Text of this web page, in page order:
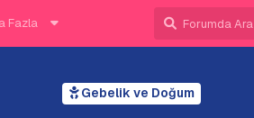
Fazla
Gebelik ve Doğum